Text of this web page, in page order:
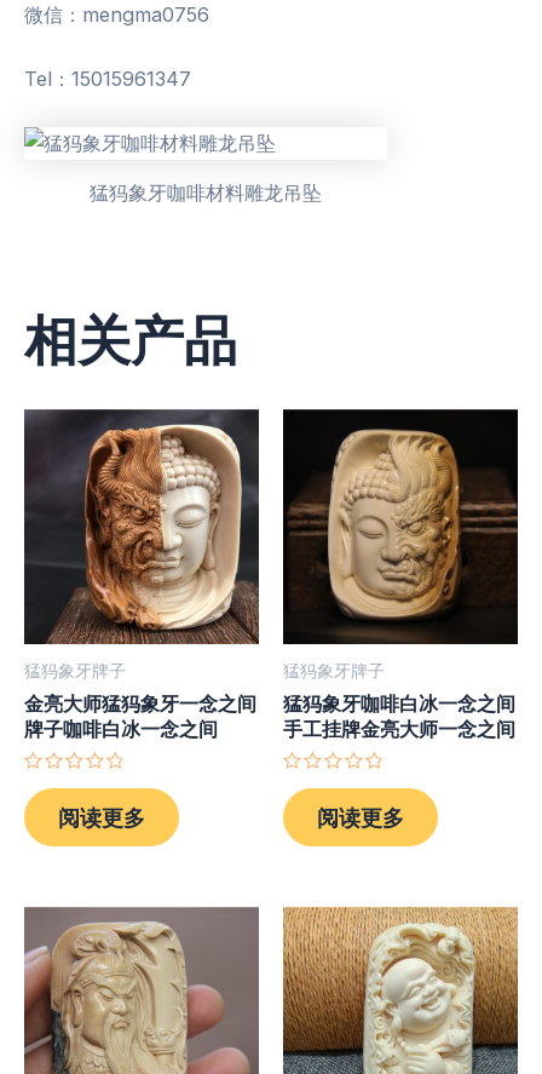
微信：mengma0756
Tel：15015961347
猛犸象牙咖啡材料雕龙吊坠
相关产品
猛犸象牙牌子
金亮大师猛犸象牙一念之间
牌子咖啡白冰一念之间
分
0
&sol;
阅读更多
猛犸象牙牌子
猛犸象牙咖啡白冰一念之间
手工挂牌金亮大师一念之间
分
0
&sol;
阅读更多